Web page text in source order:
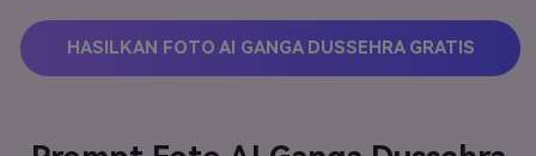
HASILKAN FOTO AI GANGA DUSSEHRA GRATIS